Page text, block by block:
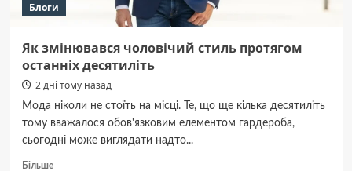
Блоги
Як змінювався чоловічий стиль протягом
останніх десятиліть
2 дні тому назад
Мода ніколи не стоїть на місці. Те, що ще кілька десятиліть
тому вважалося обов'язковим елементом гардероба,
сьогодні може виглядати надто...
БільшеДокладніше